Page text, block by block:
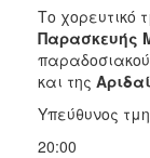
Το χορευτικό
Παρασκευής
και της
Υπεύθυνος
20:00